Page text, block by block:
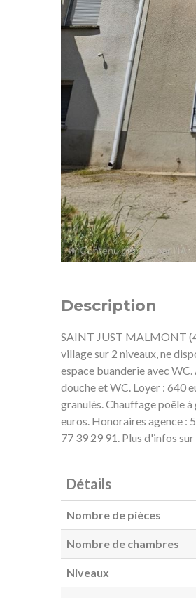
Description
SAINT JUST MALMONT
village sur 2 niveaux, ne
espace buanderie avec
douche et WC. Loyer : 640
granulés. Chauffage poêle
euros. Honoraires agence
77 39 29 91. Plus d'infos
Détails
Nombre de pièces
Nombre de chambres
Niveaux